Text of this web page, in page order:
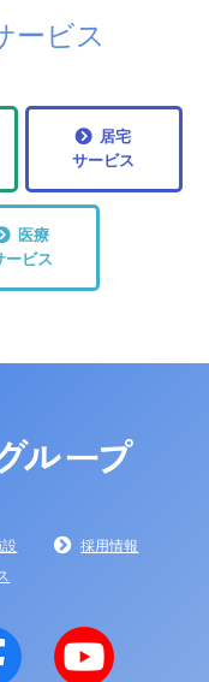
ービス
居宅
サービス
医療
ービス
採用情報